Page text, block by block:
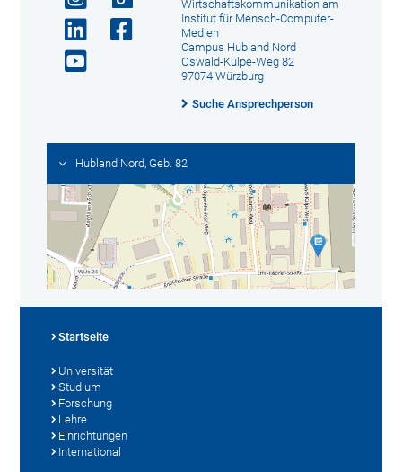
Wirtschaftskommunikation am
Institut für Mensch-Computer-
Medien
Campus Hubland Nord
Oswald-Külpe-Weg 82
97074 Würzburg
Suche Ansprechperson
Hubland Nord, Geb. 82
Startseite
Universität
Studium
Forschung
Lehre
Einrichtungen
International